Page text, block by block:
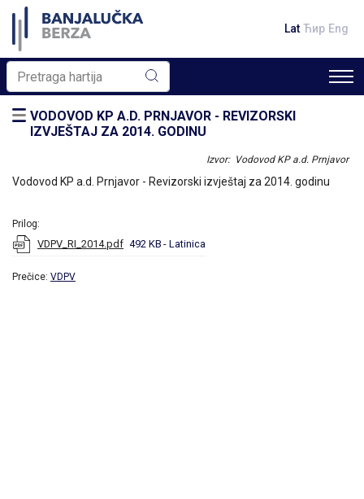
Lat Ћир Eng
VODOVOD KP A.D. PRNJAVOR - REVIZORSKI
IZVJEŠTAJ ZA 2014. GODINU
Izvor: Vodovod KP a.d. Prnjavor
Vodovod KP a.d. Prnjavor - Revizorski izvještaj za 2014. godinu
Prilog:
VDPV_RI_2014.pdf 492 KB - Latinica
Prečice: VDPV